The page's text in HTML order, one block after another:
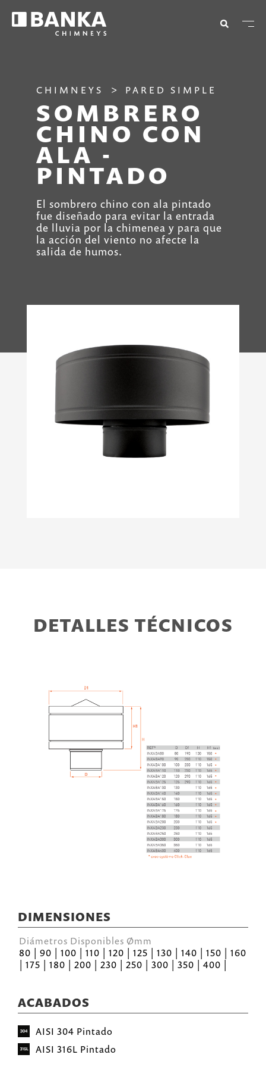
CHIMNEYS PARED SIMPLE
SOMBRERO
CHINO CON
ALA -
PINTADO
El sombrero chino con ala pintado
fue diseñado para evitar la entrada
de lluvia por la chimenea y para que
la acción del viento no afecte la
salida de humos.
DETALLES TÉCNICOS
DIMENSIONES
Diámetros Disponibles Ømm
80 | 90 | 100 | 110 | 120 | 125 | 130 | 140 | 150 | 160
| 175 | 180 | 200 | 230 | 250 | 300 | 350 | 400 |
ACABADOS
AISI 304 Pintado
AISI 316L Pintado